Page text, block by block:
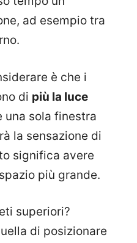
ad esempio tra
è che i
di più la luce
una sola finestra
la sensazione di
significa avere
più grande.
superiori?
di posizionare